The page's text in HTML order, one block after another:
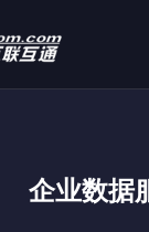
企业数据